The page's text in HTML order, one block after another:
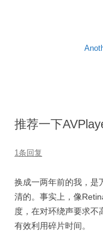
推荐一下
1条回复
换成一两年前的我，是
清的。事实上，像
度，在对环绕声要求不
有效利用碎片时间。